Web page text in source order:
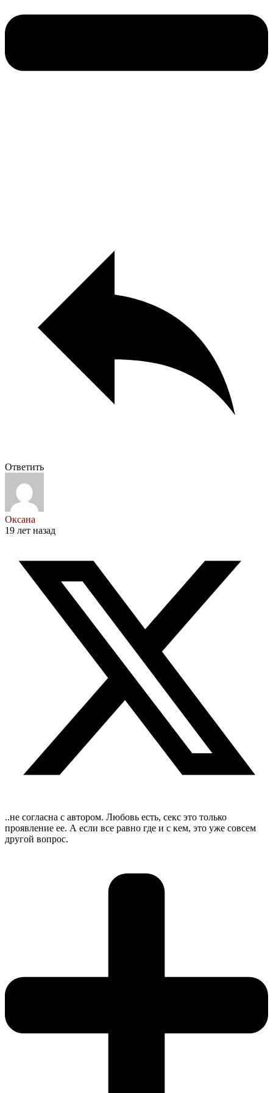
Ответить
Оксана
19 лет назад
..не согласна с автором. Любовь есть, секс это только
проявление ее. А если все равно где и с кем, это уже совсем
другой вопрос.